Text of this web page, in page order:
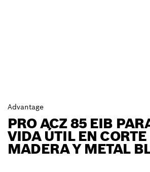
Advantage
PRO ACZ 85 EIB
VIDA ÚTIL EN CORTE
MADERA Y METAL